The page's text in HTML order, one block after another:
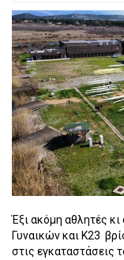
Έξι ακόμη αθλητές
Γυναικών και Κ23
στις εγκαταστάσεις